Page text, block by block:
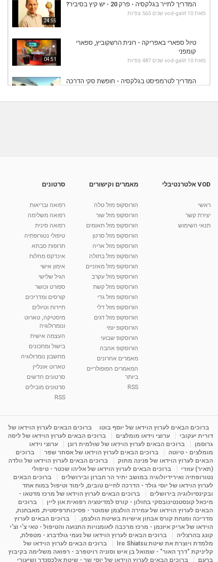
24:55
המדריך לתייר בגלקסיה - פרק 20 - יש קיץ בסיביר?
מאת vod-galit 10 שנים 565 צפיות
04:51
טיול ספארי באפריקה - רונית הרשקוביץ, ספארי
קומפני
מאת vod-galit 10 שנים 487 צפיות
המדריך לטרמפיסט בגלקסיה - חופשת סקי הדרכה
מאת vod-galit 10 שנים
10:17
קרין גורן - העוגה המתגלצ’ת ללא קמח
38.5k צפיות
01:37
יוסי שר - מתמחה בשיטת אלכסנדר וטאי צ'י
2,734 צפיות
01:46
רנה רז-גילו -טיפול אנרגטי ויעוץ רוחני - נומרולוגית
2,309 צפיות
05:37
סודות בתאריך הלידה, משמעות חודש הלידה -
ינואר זינה ליבשיץ נומרולוגית
ליסה גרוסמן - המרכז לאימון התנהגותי - קשב
09:12
מדיטציה בדמיון מודרך - היכרות עם האני הפנימי
מאת admin 11 שנים 3,644 צפיות
פנינה מתוק - מרכז "נתיב הלב" בהרצליה-
מדיטציה-התחדשות
Shahar-vod
VOD אלטרנטיבלי
ראשי
יצירת קשר
תנאי השימוש
מאמרים וקישורים
הורוסקופ מזל טלה
הורוסקופ מזל שור
הורוסקופ מזל תאומים
הורוסקופ מזל סרטן
הורוסקופ מזל אריה
הורוסקופ מזל בתולה
הורוסקופ מזל מאזניים
הורוסקופ מזל עקרב
הורוסקופ מזל קשת
הורוסקופ מזל גדי
הורוסקופ מזל דלי
הורוסקופ מזל דגים
הורוסקופ יומי
הורוסקופ שבועי
הורוסקופ אהבה
מאמרים אחרונים
המאמרים הפופולריים
ביותר
RSS
סרטונים
רפואה ובריאות
רפואה משלימה
רפואה סינית
טיפולי נטורופתיה
תרופות סבתא
אינדקס מחלות
אימון אישי
הגיל שלישי
ספורט וכושר
קורסים ומדריכים
תיירות וטיולים
מיסטיקה, טארוט
ונומרולוגיה
העצמה אישית
בישול ומתכונים
מחשבון נומרולוגיה
טארוט אונליין
סרטונים חדשים
סרטונים מובילים
RSS
ברוכים הבאים לערוץ הוידאו של יוסף בוטו
ברוכים הבאים לערוץ הוידאו של
דורית יעקובי
ערוצי וידאו מומלצים
ברוכים הבאים לערוץ הוידאו של ליסה
גרוסמן
ברוכים הבאים לערוץ הוידאו של שולמית רונן
ערוצי וידאו
מומלצים - טיוטה
ברוכים הבאים לערוץ הוידאו של אסתר שפר
ברוכים
הבאים לערוץ הוידאו של פנינה מתוק
ברוכים הבאים לערוץ הוידאו של וולדה
(תאיר) עוזרי
ברוכים הבאים לערוץ הוידאו של אליהו שכטר - טיפולי
נטורופתיה ואירידיולוגיה במושב יתיר הר חברון ובירושלים
ברוכים הבאים
לערוץ הוידאו של יוסי גולד - הדרכה לחיים טובים, לימוד וטיפול במוח אחד
ובקינסיולוגיה בירושלים
ברוכים הבאים לערוץ הוידאו של מרכז מדטאו -
מיכאל קונסטנטינובסקי בחולון - קורס למדיטציה רפואית און ליין
ברוכים
הבאים לערוץ הוידאו של עמירה הולצמן שמוטר - פסיכותרפיסטית, מאבחנת,
מדריכה ומנחת קורס אבחון אישיות בשיטת הולצמן.
ברוכים הבאים לערוץ
הוידאו של אריק איזנמן - מרכז מרכבה לאומנויות התנועה והטיפול - טאי צ'י וצ'י
קונג בהרצליה
ברוכים הבאים לערוץ הוידאו של נעמי גולדברג - מטפלת,
מלמדת ויוצרת את שיטת Iro Shiatsu
ברוכים הבאים לערוץ הוידאו של
קליניקת "דרך האור" - שמואל בן איש וסוניה רויטפרב - רפואה משלימה בקיבוץ
ברעם
ברוכים הבאים לערוץ הוידאו של יוסי שר - שיטת אלכסנדר ושיעורי